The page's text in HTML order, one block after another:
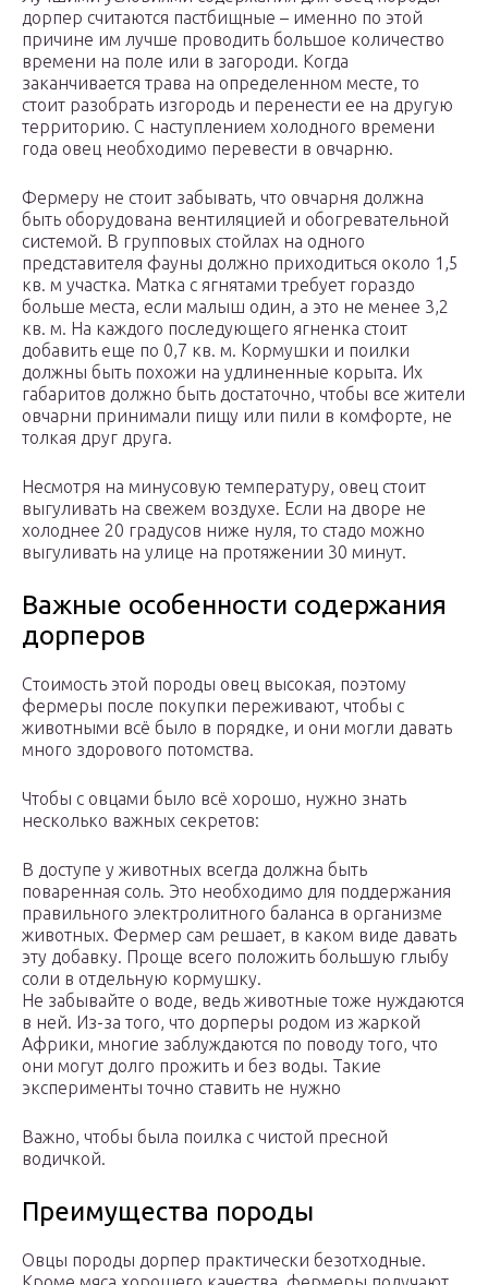
дорпер считаются пастбищные – именно по этой
причине им лучше проводить большое количество
времени на поле или в загороди. Когда
заканчивается трава на определенном месте, то
стоит разобрать изгородь и перенести ее на другую
территорию. С наступлением холодного времени
года овец необходимо перевести в овчарню.
Фермеру не стоит забывать, что овчарня должна
быть оборудована вентиляцией и обогревательной
системой. В групповых стойлах на одного
представителя фауны должно приходиться около 1,5
кв. м участка. Матка с ягнятами требует гораздо
больше места, если малыш один, а это не менее 3,2
кв. м. На каждого последующего ягненка стоит
добавить еще по 0,7 кв. м. Кормушки и поилки
должны быть похожи на удлиненные корыта. Их
габаритов должно быть достаточно, чтобы все жители
овчарни принимали пищу или пили в комфорте, не
толкая друг друга.
Несмотря на минусовую температуру, овец стоит
выгуливать на свежем воздухе. Если на дворе не
холоднее 20 градусов ниже нуля, то стадо можно
выгуливать на улице на протяжении 30 минут.
Важные особенности содержания
дорперов
Стоимость этой породы овец высокая, поэтому
фермеры после покупки переживают, чтобы с
животными всё было в порядке, и они могли давать
много здорового потомства.
Чтобы с овцами было всё хорошо, нужно знать
несколько важных секретов:
В доступе у животных всегда должна быть
поваренная соль. Это необходимо для поддержания
правильного электролитного баланса в организме
животных. Фермер сам решает, в каком виде давать
эту добавку. Проще всего положить большую глыбу
соли в отдельную кормушку.
Не забывайте о воде, ведь животные тоже нуждаются
в ней. Из-за того, что дорперы родом из жаркой
Африки, многие заблуждаются по поводу того, что
они могут долго прожить и без воды. Такие
эксперименты точно ставить не нужно
Важно, чтобы была поилка с чистой пресной
водичкой.
Преимущества породы
Овцы породы дорпер практически безотходные.